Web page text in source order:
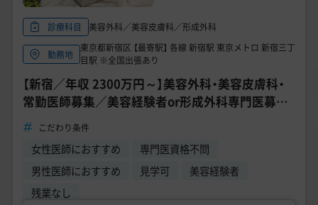
診療科目 美容外科／美容皮膚科／形成外科
勤務地
東京都新宿区 【最寄駅】 各線 新宿駅 東京メトロ 新宿三丁
目駅 ※全国出張あり
【新宿／年収 2300万円～】美容外科・美容皮膚科・
常勤医師募集／美容経験者or形成外科専門医募集
／院長経験者歓迎《新宿TAクリニック》
こだわり条件
女性医師におすすめ
専門医資格不問
男性医師におすすめ
見学可
美容経験者
残業なし